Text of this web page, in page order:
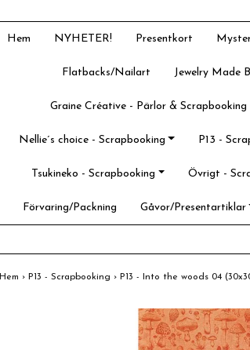
Hem NYHETER! Presentkort
Flatbacks/Nailart Jewelry Made
Graine Créative - Pärlor & Scrapbooking
Nellie´s choice - Scrapbooking P13 -
Tsukineko - Scrapbooking Övrigt -
Förvaring/Packning Gåvor/Presentartiklar
Hem › P13 - Scrapbooking › P13 - Into the woods 04